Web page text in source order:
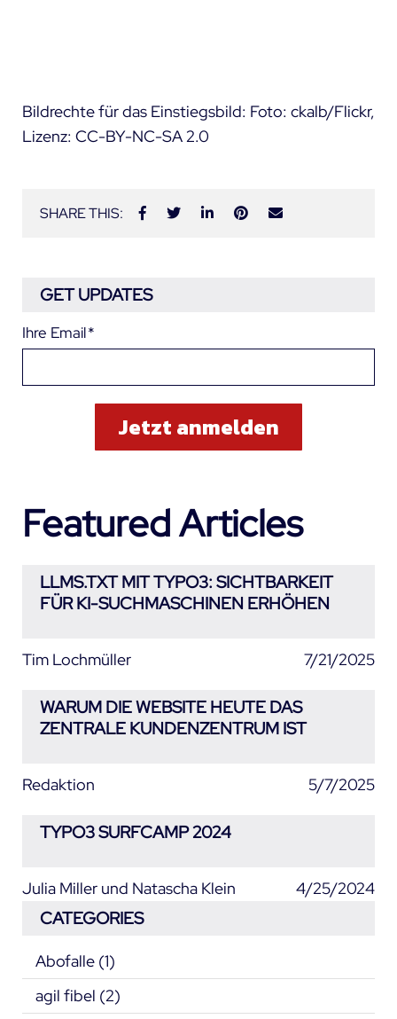
Bildrechte für das Einstiegsbild: Foto: ckalb/Flickr,
Lizenz: CC-BY-NC-SA 2.0
SHARE THIS:
GET UPDATES
Ihre Email*
Featured Articles
LLMS.TXT MIT TYPO3: SICHTBARKEIT
FÜR KI-SUCHMASCHINEN ERHÖHEN
Tim Lochmüller 7/21/2025
WARUM DIE WEBSITE HEUTE DAS
ZENTRALE KUNDENZENTRUM IST
Redaktion 5/7/2025
TYPO3 SURFCAMP 2024
Julia Miller und Natascha Klein 4/25/2024
CATEGORIES
Abofalle (1)
agil fibel (2)